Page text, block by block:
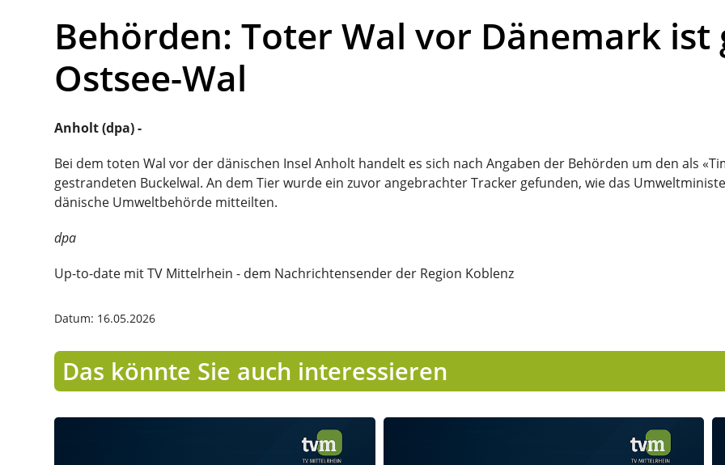
Behörden: Toter Wal vor Dänemark
Ostsee-Wal
Anholt (dpa) -
Bei dem toten Wal vor der dänischen Insel Anholt handelt es sich nach Angaben der Behörden um den als
gestrandeten Buckelwal. An dem Tier wurde ein zuvor angebrachter Tracker gefunden, wie das
dänische Umweltbehörde mitteilten.
dpa
Up-to-date mit TV Mittelrhein - dem Nachrichtensender der Region Koblenz
Datum: 16.05.2026
Das könnte Sie auch interessieren